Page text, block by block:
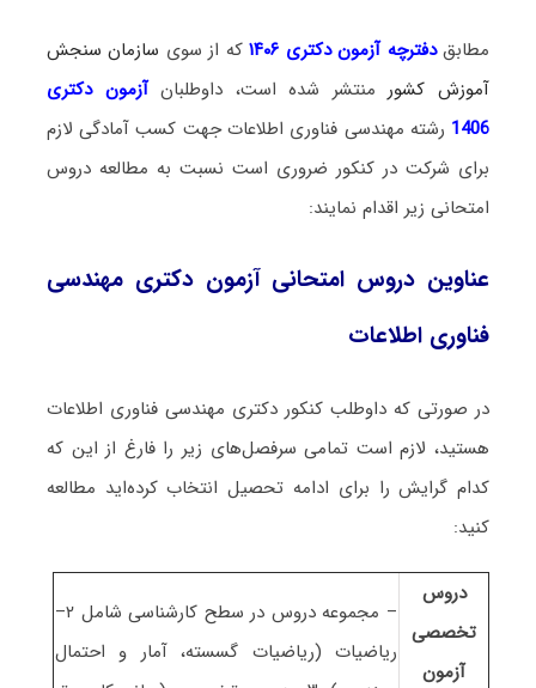
مطابق دفترچه آزمون دکتری ۱۴۰۶ که از سوی سازمان سنجش
آموزش کشورمنتشر شده است، داوطلبان آزمون دکتری
1406 رشته مهندسی فناوری اطلاعات جهت کسب آمادگی لازم
برای شرکت در کنکور ضروری است نسبت به مطالعه دروس
امتحانی زیر اقدام نمایند:
عناوین دروس امتحانی آزمون دکتری مهندسی
فناوری اطلاعات
در صورتی که داوطلب کنکور دکتری مهندسی فناوری اطلاعات
هستید، لازم است تمامی سرفصل‌های زیر را فارغ از این که
کدام گرایش را برای ادامه تحصیل انتخاب کرده‌اید مطالعه
کنید:
دروس
تخصصی
آزمون
– مجموعه دروس در سطح کارشناسی شامل ۲–
ریاضیات (ریاضیات گسسته، آمار و احتمال